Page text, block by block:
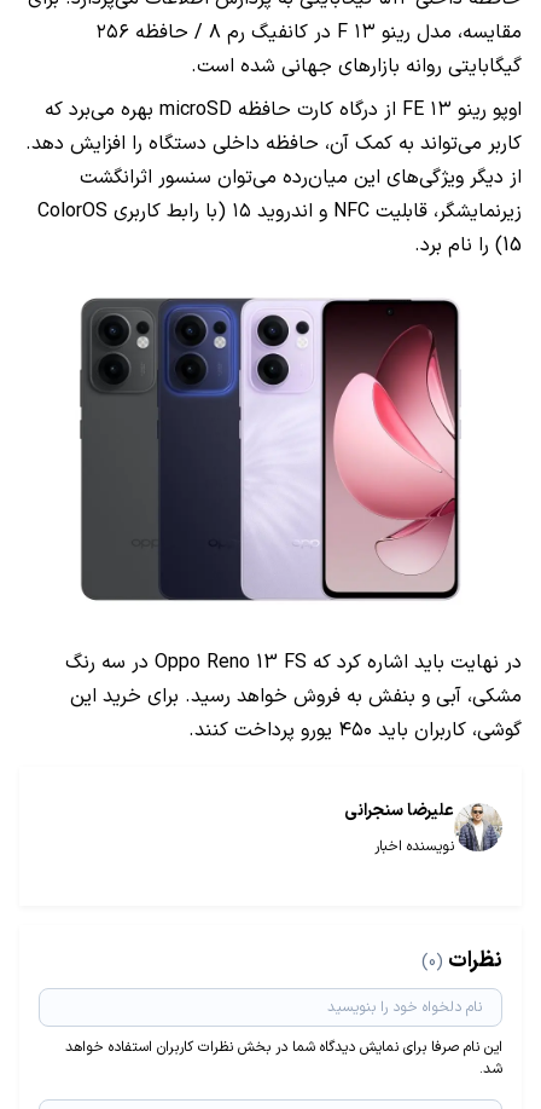
مقایسه، مدل رینو ۱۳ F در کانفیگ رم ۸ / حافظه ۲۵۶
گیگابایتی روانه بازارهای جهانی شده است.
اوپو رینو ۱۳ FE از درگاه کارت حافظه microSD بهره می‌برد که
کاربر می‌تواند به کمک آن، حافظه داخلی دستگاه را افزایش دهد.
از دیگر ویژگی‌های این میان‌رده می‌توان سنسور اثرانگشت
زیرنمایشگر، قابلیت NFC و اندروید ۱۵ (با رابط کاربری ColorOS
15) را نام برد.
در نهایت باید اشاره کرد که Oppo Reno 13 FS در سه رنگ
مشکی، آبی و بنفش به فروش خواهد رسید. برای خرید این
گوشی، کاربران باید ۴۵۰ یورو پرداخت کنند.
علیرضا سنجرانی
نویسنده اخبار
نظرات (0)
این نام صرفا برای نمایش دیدگاه شما در بخش نظرات کاربران استفاده خواهد
شد.